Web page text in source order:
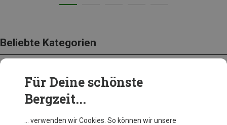
Beliebte Kategorien
SCHUHE
Für Deine schönste
Bergzeit...
… verwenden wir Cookies. So können wir unsere